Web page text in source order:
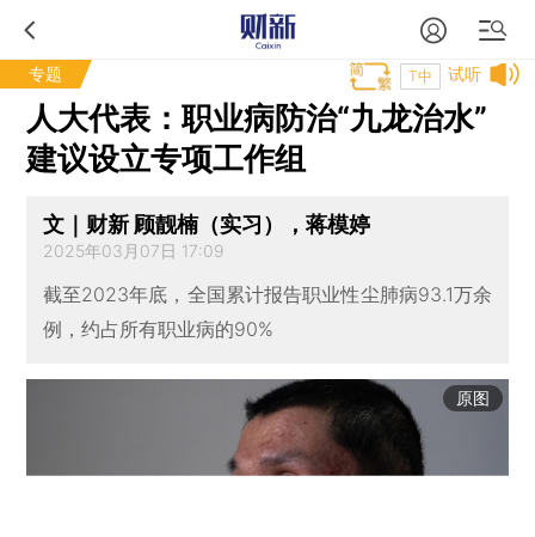
专题 试听
T中
人大代表：职业病防治“九龙治水”
建议设立专项工作组
文｜财新 顾靓楠（实习），蒋模婷
2025年03月07日 17:09
截至2023年底，全国累计报告职业性尘肺病93.1万余
例，约占所有职业病的90%
原图